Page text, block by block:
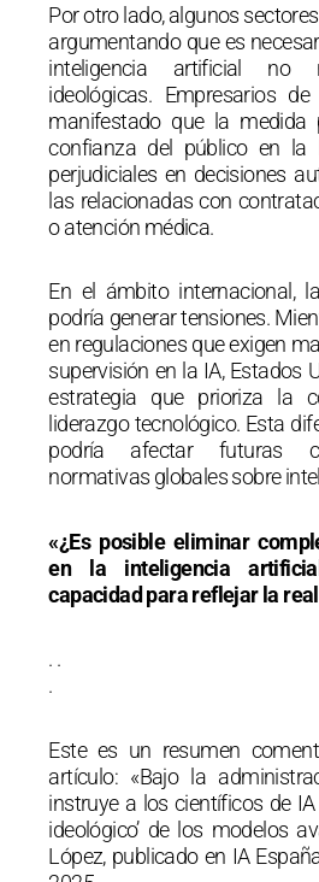
Por otro lado, algunos
argumentando que es
inteligencia artificial no
ideológicas. Empresarios
manifestado que la medida
confianza del público en la
perjudiciales en decisiones
las relacionadas con
o atención médica.
En el ámbito internacional,
podría generar tensiones.
en regulaciones que exigen
supervisión en la IA, Estados
estrategia que prioriza la
liderazgo tecnológico. Esta
podría afectar futuras
normativas globales sobre
«¿Es posible eliminar
en la inteligencia
capacidad para reflejar la
. .
.
Este es un resumen
artículo: «Bajo la
instruye a los científicos de IA
ideológico’ de los modelos
López, publicado en IA